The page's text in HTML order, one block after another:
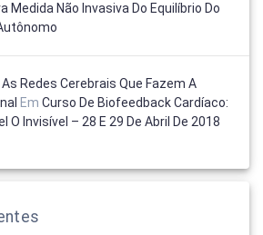
Medida Não Invasiva Do Equilíbrio Do
Redes Cerebrais Que Fazem A
Em Curso De Biofeedback Cardíaco:
O Invisível – 28 E 29 De Abril De 2018